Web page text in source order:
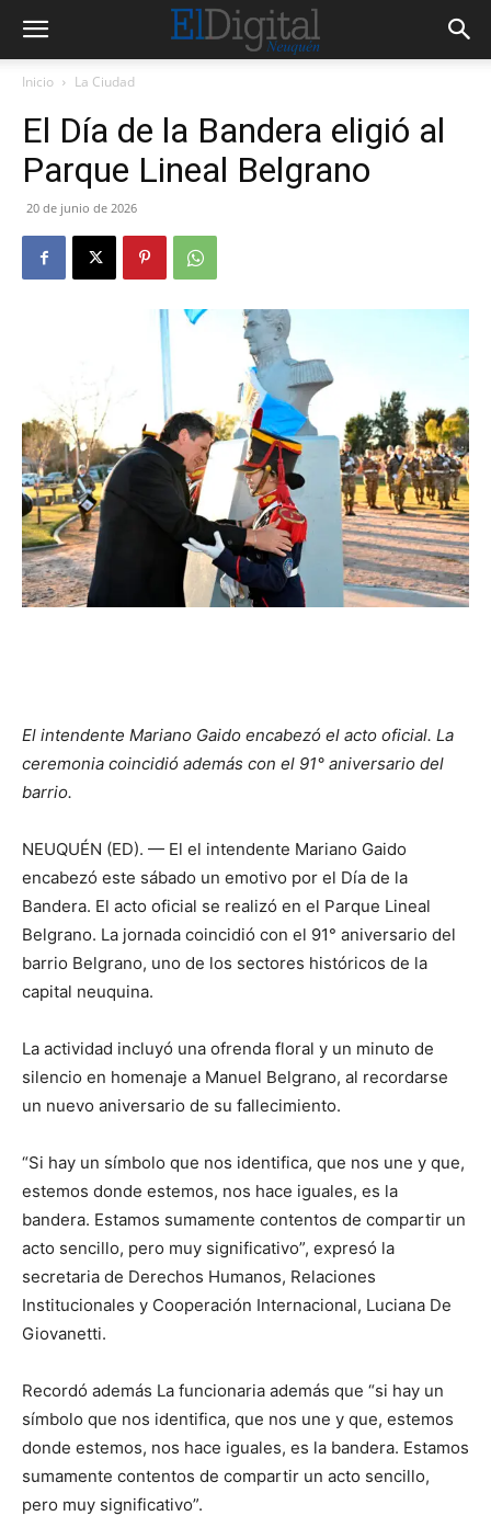
Inicio La Ciudad
El Día de la Bandera eligió al
Parque Lineal Belgrano
20 de junio de 2026
El intendente Mariano Gaido encabezó el acto oficial. La
ceremonia coincidió además con el 91° aniversario del
barrio.
NEUQUÉN (ED). — El el intendente Mariano Gaido
encabezó este sábado un emotivo por el Día de la
Bandera. El acto oficial se realizó en el Parque Lineal
Belgrano. La jornada coincidió con el 91° aniversario del
barrio Belgrano, uno de los sectores históricos de la
capital neuquina.
La actividad incluyó una ofrenda floral y un minuto de
silencio en homenaje a Manuel Belgrano, al recordarse
un nuevo aniversario de su fallecimiento.
“Si hay un símbolo que nos identifica, que nos une y que,
estemos donde estemos, nos hace iguales, es la
bandera. Estamos sumamente contentos de compartir un
acto sencillo, pero muy significativo”, expresó la
secretaria de Derechos Humanos, Relaciones
Institucionales y Cooperación Internacional, Luciana De
Giovanetti.
Recordó además La funcionaria además que “si hay un
símbolo que nos identifica, que nos une y que, estemos
donde estemos, nos hace iguales, es la bandera. Estamos
sumamente contentos de compartir un acto sencillo,
pero muy significativo”.